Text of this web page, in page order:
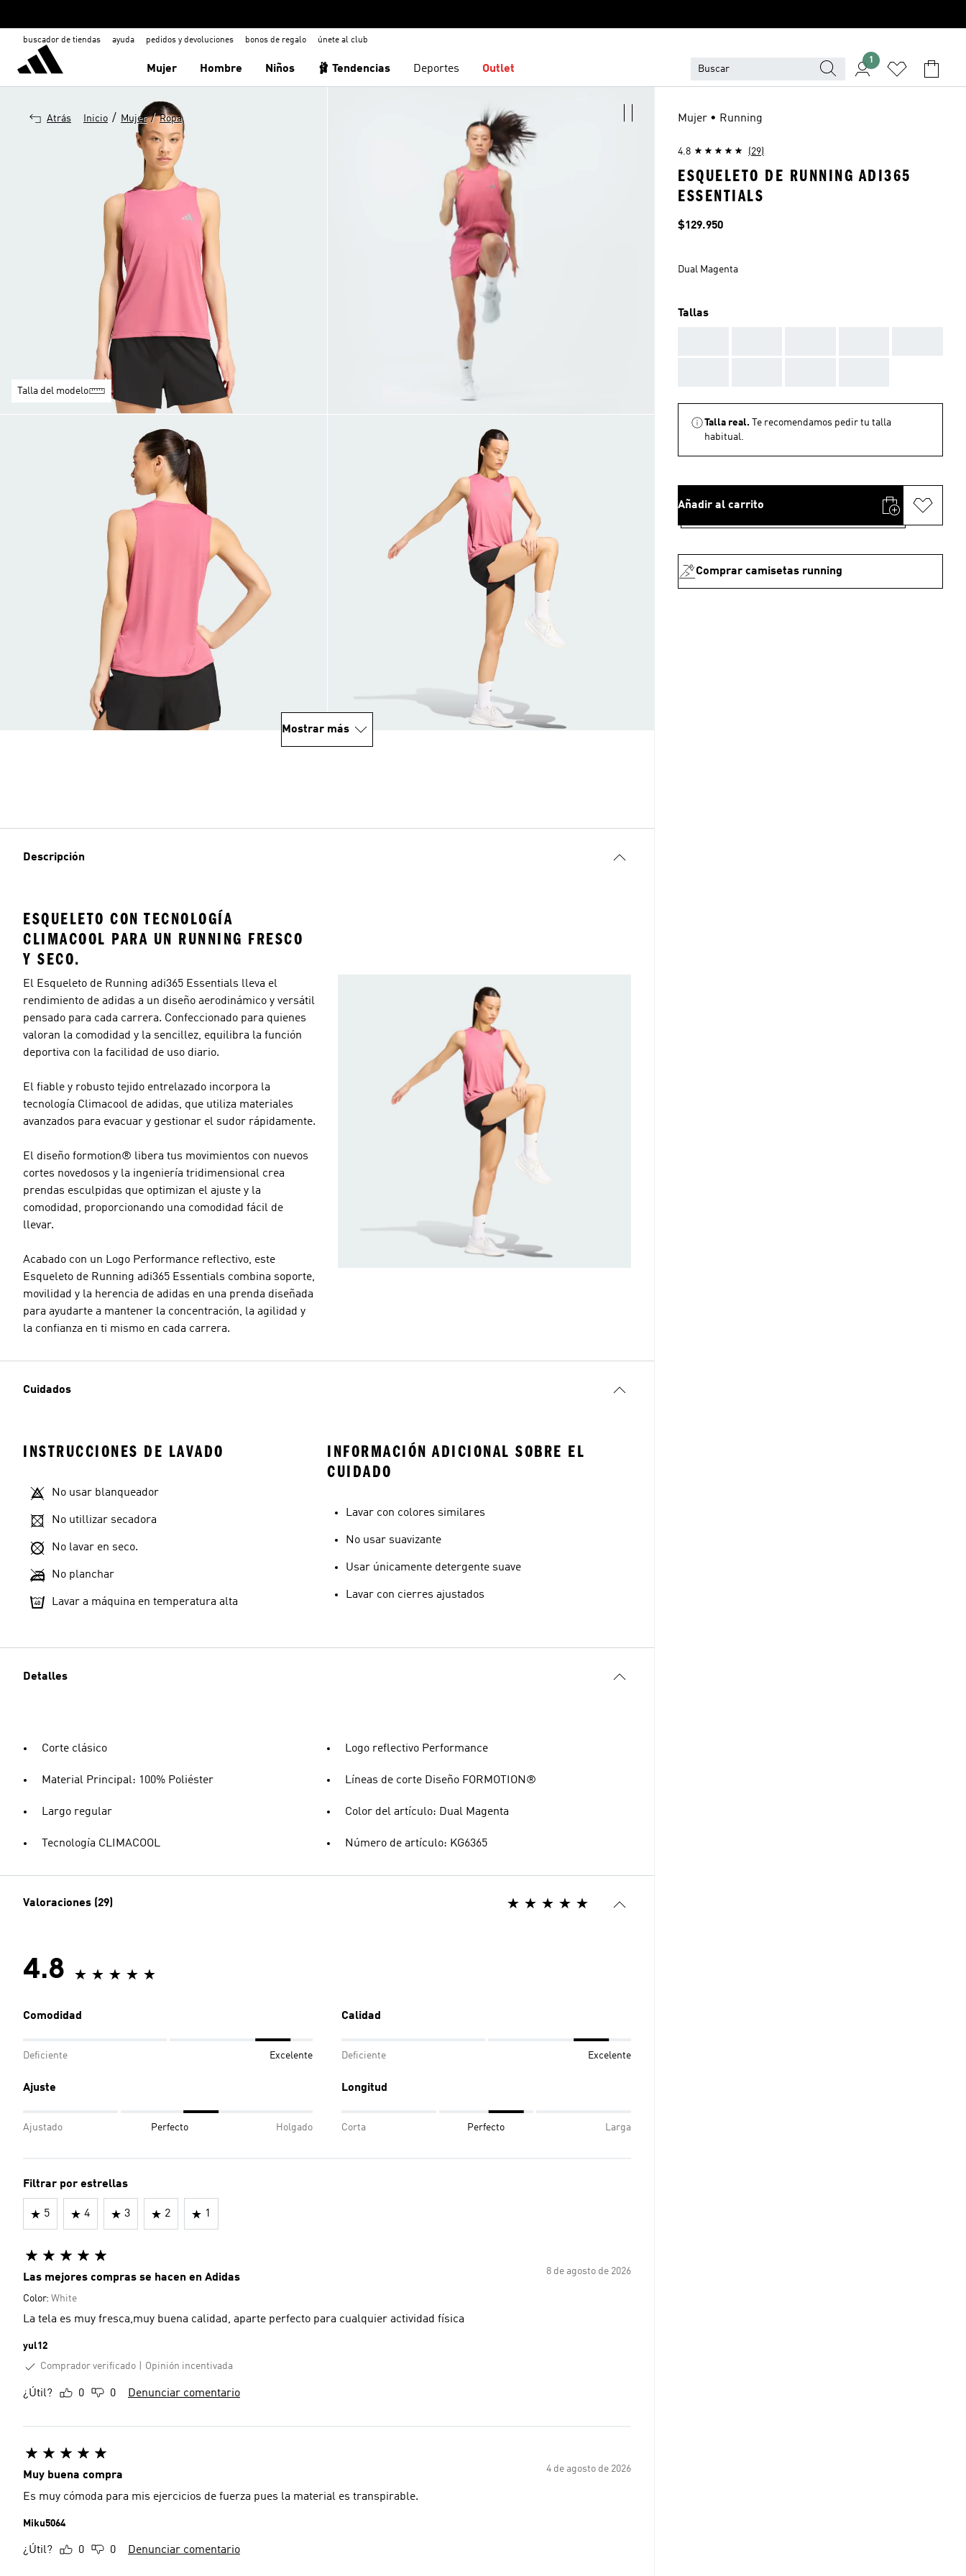
buscador de tiendas ayuda pedidos y devoluciones bonos de regalo únete al club
Mujer Hombre Niños 🩰 Tendencias Deportes Outlet
1
Atrás Inicio / Mujer / Ropa
Talla del modelo
Mostrar más
Descripción
ESQUELETO CON TECNOLOGÍA
CLIMACOOL PARA UN RUNNING FRESCO
Y SECO.
El Esqueleto de Running adi365 Essentials lleva el
rendimiento de adidas a un diseño aerodinámico y versátil
pensado para cada carrera. Confeccionado para quienes
valoran la comodidad y la sencillez, equilibra la función
deportiva con la facilidad de uso diario.
El fiable y robusto tejido entrelazado incorpora la
tecnología Climacool de adidas, que utiliza materiales
avanzados para evacuar y gestionar el sudor rápidamente.
El diseño formotion® libera tus movimientos con nuevos
cortes novedosos y la ingeniería tridimensional crea
prendas esculpidas que optimizan el ajuste y la
comodidad, proporcionando una comodidad fácil de
llevar.
Acabado con un Logo Performance reflectivo, este
Esqueleto de Running adi365 Essentials combina soporte,
movilidad y la herencia de adidas en una prenda diseñada
para ayudarte a mantener la concentración, la agilidad y
la confianza en ti mismo en cada carrera.
Cuidados
INSTRUCCIONES DE LAVADO
No usar blanqueador
No utillizar secadora
No lavar en seco.
No planchar
Lavar a máquina en temperatura alta
INFORMACIÓN ADICIONAL SOBRE EL
CUIDADO
Lavar con colores similares
No usar suavizante
Usar únicamente detergente suave
Lavar con cierres ajustados
Detalles
Corte clásico
Material Principal: 100% Poliéster
Largo regular
Tecnología CLIMACOOL
Logo reflectivo Performance
Líneas de corte Diseño FORMOTION®
Color del artículo: Dual Magenta
Número de artículo: KG6365
Valoraciones (29)
4.8
Comodidad
Deficiente Excelente
Calidad
Deficiente Excelente
Ajuste
Ajustado Perfecto Holgado
Longitud
Corta Perfecto Larga
Filtrar por estrellas
5 4 3 2 1
8 de agosto de 2026
Las mejores compras se hacen en Adidas
Color: White
La tela es muy fresca,muy buena calidad, aparte perfecto para cualquier actividad física
yul12
Comprador verificado
Opinión incentivada
¿Útil? 0 0 Denunciar comentario
4 de agosto de 2026
Muy buena compra
Es muy cómoda para mis ejercicios de fuerza pues la material es transpirable.
Miku5064
¿Útil? 0 0 Denunciar comentario
Mujer • Running
4.8 (29)
ESQUELETO DE RUNNING ADI365
ESSENTIALS
Precio
$129.950
Dual Magenta
Tallas
Talla real.
Te recomendamos pedir tu talla
habitual.
Añadir al carrito
Comprar camisetas running